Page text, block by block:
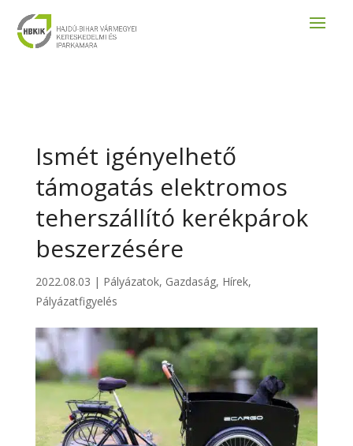
Ismét igényelhető
támogatás elektromos
teherszállító kerékpárok
beszerzésére
2022.08.03 | Pályázatok, Gazdaság, Hírek,
Pályázatfigyelés